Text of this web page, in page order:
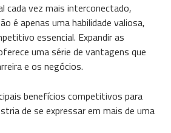
cada vez mais interconectado,
é apenas uma habilidade valiosa,
essencial. Expandir as
uma série de vantagens que
e os negócios.
benefícios competitivos para
de se expressar em mais de uma